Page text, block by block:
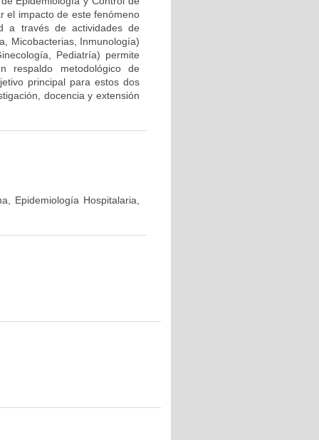
el impacto de este fenómeno
a través de actividades de
Micobacterias, Inmunología)
Pediatría) permite
respaldo metodológico de
principal para estos dos
docencia y extensión
Epidemiología Hospitalaria,